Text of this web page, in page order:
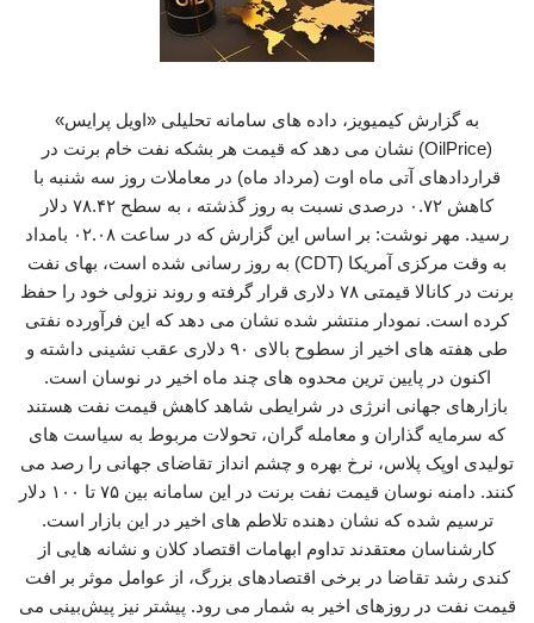
به گزارش کیمیویز، داده های سامانه تحلیلی «اویل پرایس»
(OilPrice) نشان می دهد که قیمت هر بشکه نفت خام برنت در
قراردادهای آتی ماه اوت (مرداد ماه) در معاملات روز سه شنبه با
کاهش ۰.۷۲ درصدی نسبت به روز گذشته ، به سطح ۷۸.۴۲ دلار
رسید. مهر نوشت: بر اساس این گزارش که در ساعت ۰۲.۰۸ بامداد
به وقت مرکزی آمریکا (CDT) به روز رسانی شده است، بهای نفت
برنت در کانالا قیمتی ۷۸ دلاری قرار گرفته و روند نزولی خود را حفظ
کرده است. نمودار منتشر شده نشان می دهد که این فرآورده نفتی
طی هفته های اخیر از سطوح بالای ۹۰ دلاری عقب نشینی داشته و
اکنون در پایین ترین محدوه های چند ماه اخیر در نوسان است.
بازارهای جهانی انرژی در شرایطی شاهد کاهش قیمت نفت هستند
که سرمایه گذاران و معامله گران، تحولات مربوط به سیاست های
تولیدی اوپک پلاس، نرخ بهره و چشم انداز تقاضای جهانی را رصد می
کنند. دامنه نوسان قیمت نفت برنت در این سامانه بین ۷۵ تا ۱۰۰ دلار
ترسیم شده که نشان دهنده تلاطم های اخیر در این بازار است.
کارشناسان معتقدند تداوم ابهامات اقتصاد کلان و نشانه هایی از
کندی رشد تقاضا در برخی اقتصادهای بزرگ، از عوامل موثر بر افت
قیمت نفت در روزهای اخیر به شمار می رود. پیشتر نیز پیش‌بینی می